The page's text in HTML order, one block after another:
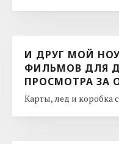
И ДРУГ МОЙ
ФИЛЬМОВ ДЛЯ
ПРОСМОТРА ЗА
Карты, лед и коробка